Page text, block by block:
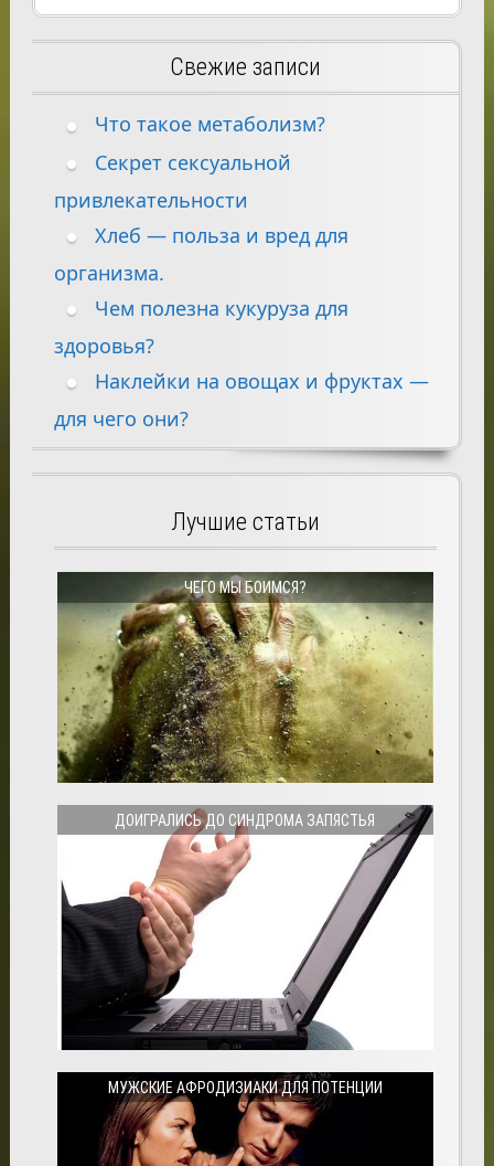
Свежие записи
Что такое метаболизм?
Секрет сексуальной
привлекательности
Хлеб — польза и вред для
организма.
Чем полезна кукуруза для
здоровья?
Наклейки на овощах и фруктах —
для чего они?
Лучшие статьи
ЧЕГО МЫ БОИМСЯ?
ДОИГРАЛИСЬ ДО СИНДРОМА ЗАПЯСТЬЯ
МУЖСКИЕ АФРОДИЗИАКИ ДЛЯ ПОТЕНЦИИ